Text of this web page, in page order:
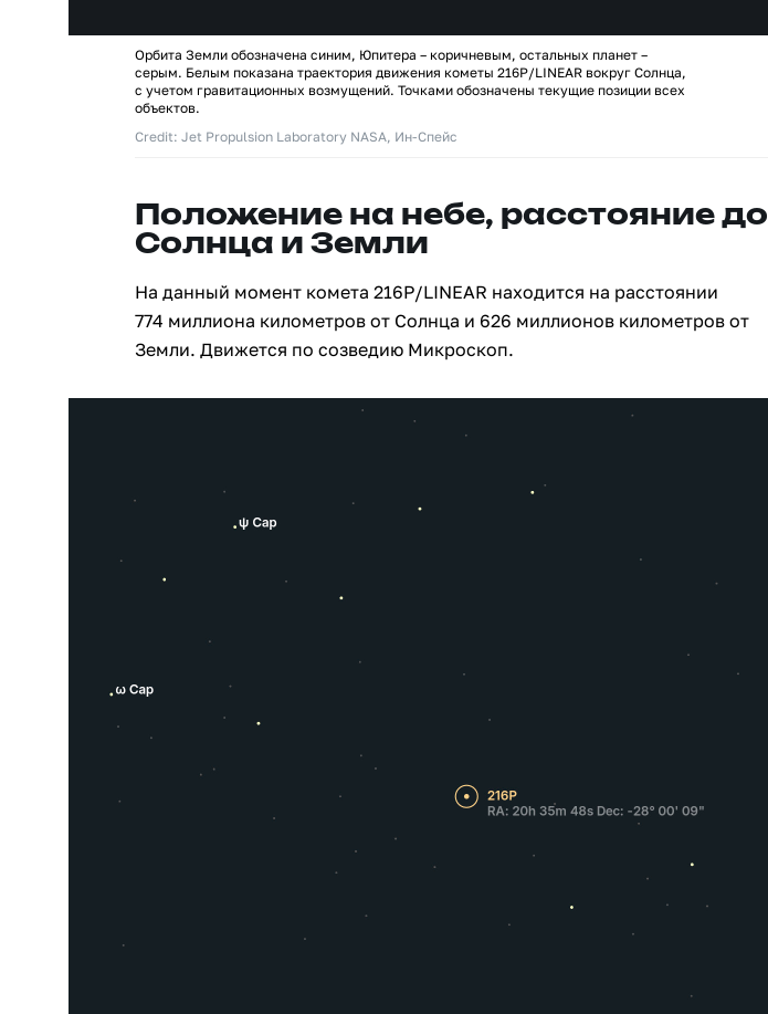
Орбита Земли обозначена синим, Юпитера – коричневым, остальных планет –
серым. Белым показана траектория движения кометы 216P/LINEAR вокруг Солнца,
с учетом гравитационных возмущений. Точками обозначены текущие позиции всех
объектов.
Credit: Jet Propulsion Laboratory NASA, Ин-Спейс
Положение на небе, расстояние до
Солнца и Земли
На данный момент комета 216P/LINEAR находится на расстоянии
774 миллиона километров от Солнца и 626 миллионов километров от
Земли. Движется по созведию Микроскоп.